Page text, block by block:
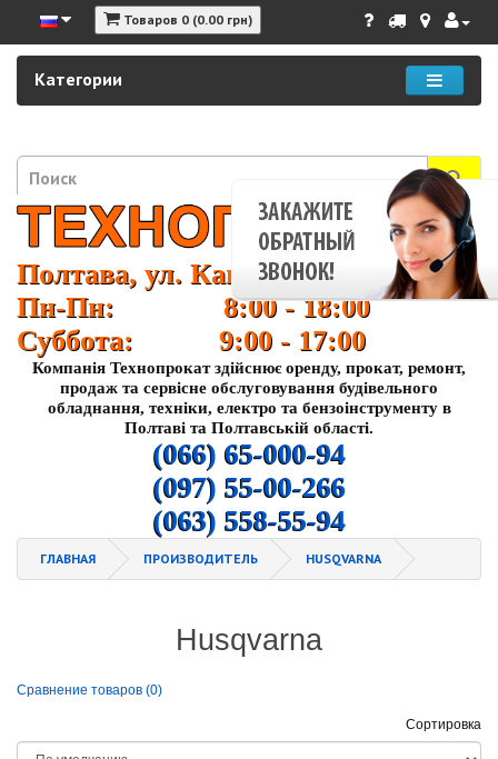
Товаров 0 (0.00 грн)
Категории
Полтава, ул. Кагамлыка 37
Пн-Пн: 8:00 - 18:00
Суббота: 9:00 - 17:00
Компанія Технопрокат здійснює оренду, прокат, ремонт,
продаж та сервісне обслуговування будівельного
обладнання, техніки, електро та бензоінструменту в
Полтаві та Полтавській області.
(066) 65-000-94
(097) 55-00-266
(063) 558-55-94
ГЛАВНАЯ ПРОИЗВОДИТЕЛЬ HUSQVARNA
Husqvarna
Сравнение товаров (0)
Сортировка